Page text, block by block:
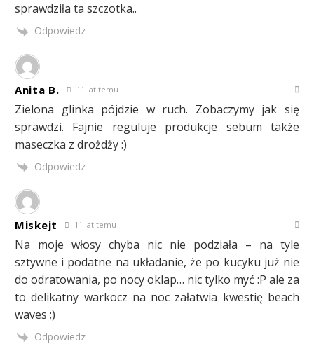
sprawdziła ta szczotka..
Odpowiedz
Anita B. 11 lat temu
Zielona glinka pójdzie w ruch. Zobaczymy jak się
sprawdzi. Fajnie reguluje produkcje sebum także
maseczka z drożdży :)
Odpowiedz
Miskejt 11 lat temu
Na moje włosy chyba nic nie podziała – na tyle
sztywne i podatne na układanie, że po kucyku już nie
do odratowania, po nocy oklap… nic tylko myć :P ale za
to delikatny warkocz na noc załatwia kwestię beach
waves ;)
Odpowiedz